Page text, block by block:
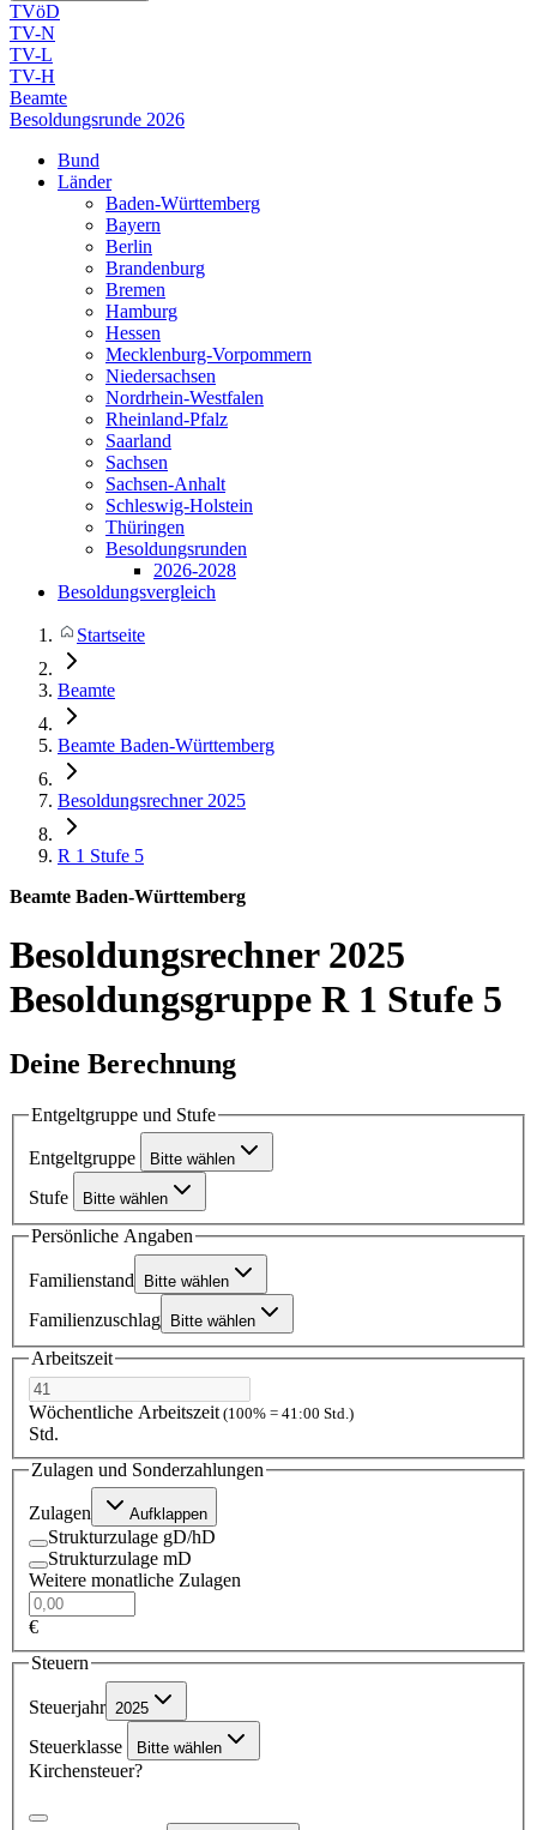
TVöD
TV-N
TV-L
TV-H
Beamte
Besoldungsrunde 2026
Bund
Länder
Baden-Württemberg
Bayern
Berlin
Brandenburg
Bremen
Hamburg
Hessen
Mecklenburg-Vorpommern
Niedersachsen
Nordrhein-Westfalen
Rheinland-Pfalz
Saarland
Sachsen
Sachsen-Anhalt
Schleswig-Holstein
Thüringen
Besoldungsrunden
2026-2028
Besoldungsvergleich
Startseite
Beamte
Beamte Baden-Württemberg
Besoldungsrechner 2025
R 1 Stufe 5
Beamte Baden-Württemberg
Besoldungsrechner 2025
Besoldungsgruppe R 1 Stufe 5
Deine Berechnung
Entgeltgruppe und Stufe
Entgeltgruppe Bitte wählen
Stufe Bitte wählen
Persönliche Angaben
Familienstand Bitte wählen
Familienzuschlag Bitte wählen
Arbeitszeit
Wöchentliche Arbeitszeit (100% = 41:00 Std.)
Std.
Zulagen und Sonderzahlungen
Zulagen Aufklappen
Strukturzulage gD/hD
Strukturzulage mD
Weitere monatliche Zulagen
€
Steuern
Steuerjahr 2025
Steuerklasse Bitte wählen
Kirchensteuer?